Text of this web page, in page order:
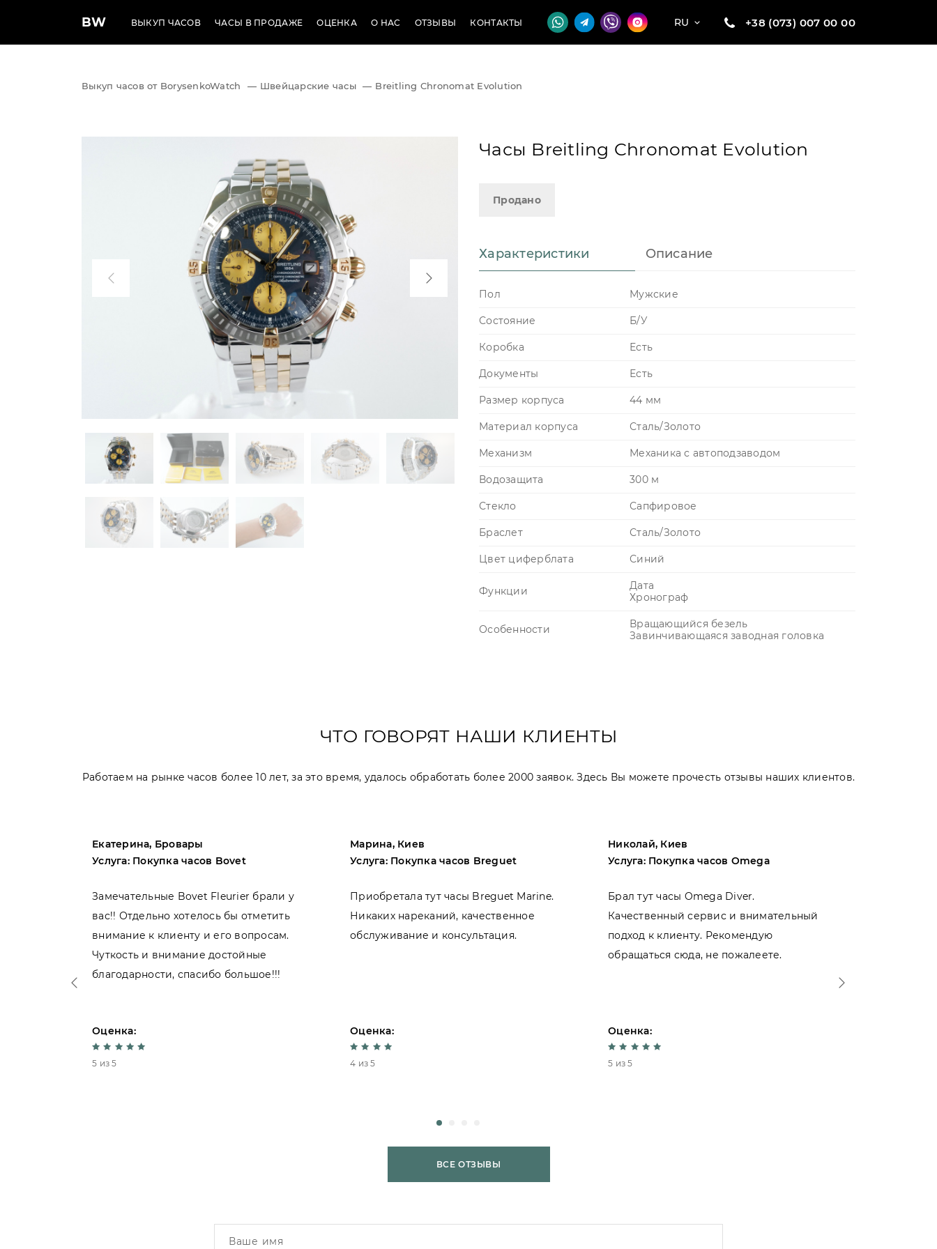
BW ВЫКУП ЧАСОВ ЧАСЫ В ПРОДАЖЕ ОЦЕНКА О НАС ОТЗЫВЫ КОНТАКТЫ RU +38 (073) 007 00 00
Выкуп часов от BorysenkoWatch — Швейцарские часы — Breitling Chronomat Evolution
Часы Breitling Chronomat Evolution
Продано
Характеристики Описание
Пол Мужские
Состояние Б/У
Коробка Есть
Документы Есть
Размер корпуса 44 мм
Материал корпуса Сталь/Золото
Механизм Механика с автоподзаводом
Водозащита 300 м
Стекло Сапфировое
Браслет Сталь/Золото
Цвет циферблата Синий
Функции
Дата
Хронограф
Особенности
Вращающийся безель
Завинчивающаяся заводная головка
ЧТО ГОВОРЯТ НАШИ КЛИЕНТЫ
Работаем на рынке часов более 10 лет, за это время, удалось обработать более 2000 заявок. Здесь Вы можете прочесть отзывы наших клиентов.
Екатерина, Бровары
Услуга: Покупка часов Bovet
Замечательные Bovet Fleurier брали у
вас!! Отдельно хотелось бы отметить
внимание к клиенту и его вопросам.
Чуткость и внимание достойные
благодарности, спасибо большое!!!
Оценка:
5 из 5
Марина, Киев
Услуга: Покупка часов Breguet
Приобретала тут часы Breguet Marine.
Никаких нареканий, качественное
обслуживание и консультация.
Оценка:
4 из 5
Николай, Киев
Услуга: Покупка часов Omega
Брал тут часы Omega Diver.
Качественный сервис и внимательный
подход к клиенту. Рекомендую
обращаться сюда, не пожалеете.
Оценка:
5 из 5
ВСЕ ОТЗЫВЫ